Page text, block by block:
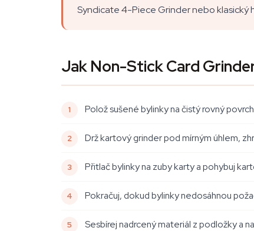
Syndicate 4-Piece Grinder nebo klasický
Jak Non-Stick Card
Polož sušené bylinky na čistý rovný
Drž kartový grinder pod mírným úhlem,
Přitlač bylinky na zuby karty a pohybuj
Pokračuj, dokud bylinky nedosáhnou
Sesbírej nadrcený materiál z podložky a